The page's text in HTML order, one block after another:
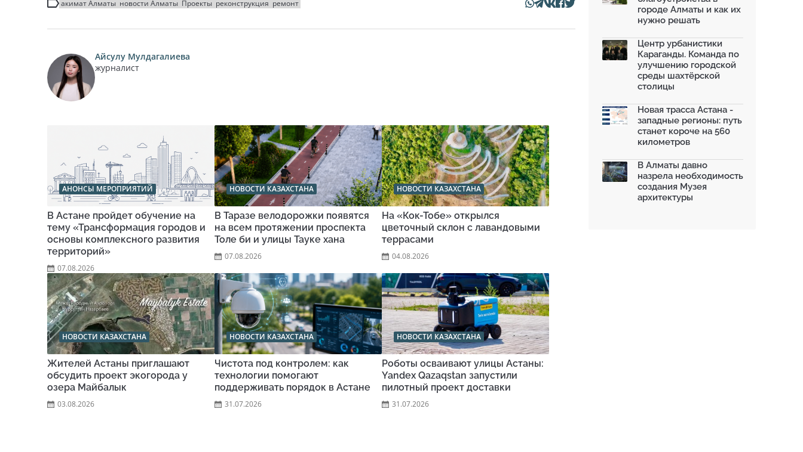
акимат Алматы новости Алматы Проекты реконструкция ремонт
Айсулу Мулдагалиева
журналист
АНОНСЫ МЕРОПРИЯТИЙ
В Астане пройдет обучение на
тему «Трансформация городов и
основы комплексного развития
территорий»
07.08.2026
НОВОСТИ КАЗАХСТАНА
В Таразе велодорожки появятся
на всем протяжении проспекта
Толе би и улицы Тауке хана
07.08.2026
НОВОСТИ КАЗАХСТАНА
На «Кок-Тобе» открылся
цветочный склон с лавандовыми
террасами
04.08.2026
НОВОСТИ КАЗАХСТАНА
Жителей Астаны приглашают
обсудить проект экогорода у
озера Майбалык
03.08.2026
НОВОСТИ КАЗАХСТАНА
Чистота под контролем: как
технологии помогают
поддерживать порядок в Астане
31.07.2026
НОВОСТИ КАЗАХСТАНА
Роботы осваивают улицы Астаны:
Yandex Qazaqstan запустили
пилотный проект доставки
31.07.2026
02.07.2026
На общественных слушаниях
30.06.2026
На слушаниях по корректировке
СЭО Генплана Алматы...
30.06.2026
Таразе станет экопарком...
22.06.2026
городе Алматы и как их
нужно решать
Центр урбанистики
Караганды. Команда по
улучшению городской
среды шахтёрской
столицы
Новая трасса Астана -
западные регионы: путь
станет короче на 560
километров
В Алматы давно
назрела необходимость
создания Музея
архитектуры